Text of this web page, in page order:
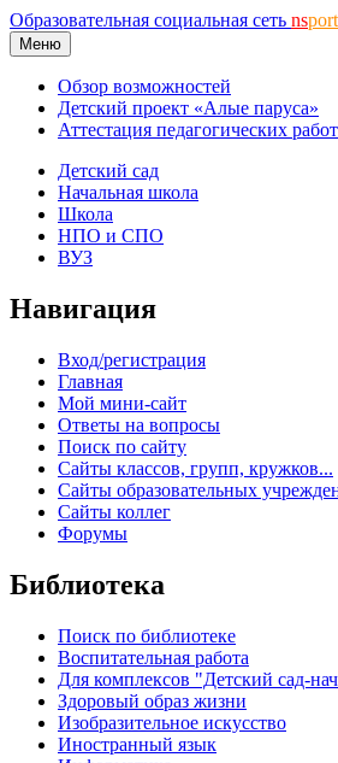
Образовательная социальная сеть ns
Меню
Обзор возможностей
Детский проект «Алые паруса»
Аттестация педагогических
Детский сад
Начальная школа
Школа
НПО и СПО
ВУЗ
Навигация
Вход/регистрация
Главная
Мой мини-сайт
Ответы на вопросы
Поиск по сайту
Сайты классов, групп, кружков...
Сайты образовательных
Сайты коллег
Форумы
Библиотека
Поиск по библиотеке
Воспитательная работа
Для комплексов "Детский сад-
Здоровый образ жизни
Изобразительное искусство
Иностранный язык